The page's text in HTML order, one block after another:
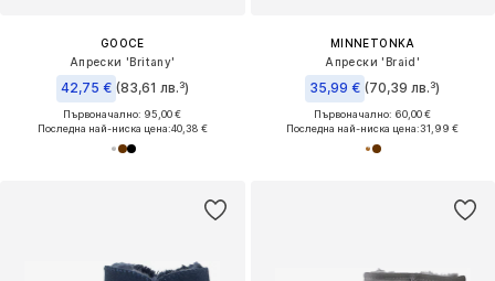
GOOCE
Апрески 'Britany'
42,75 € (83,61 лв.³)
Първоначално: 95,00 €
Последна най-ниска цена:40,38 €
MINNETONKA
Апрески 'Braid'
35,99 € (70,39 лв.³)
Първоначално: 60,00 €
Последна най-ниска цена:31,99 €